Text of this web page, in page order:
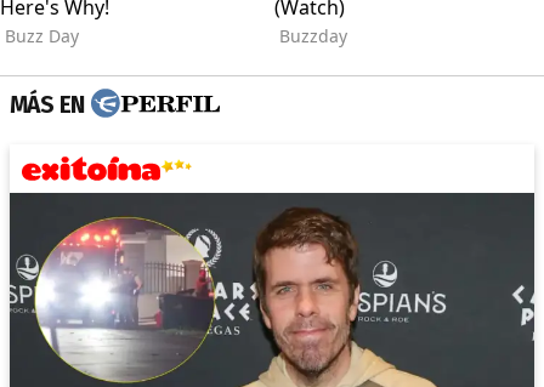
MÁS EN